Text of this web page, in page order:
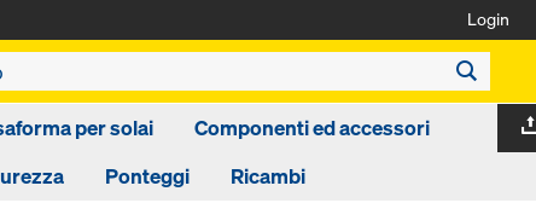
Login
per solai
Componenti ed accessori
Ponteggi Ricambi